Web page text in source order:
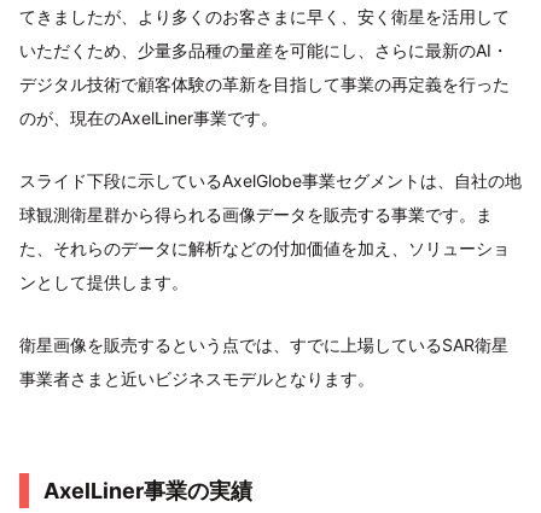
てきましたが、より多くのお客さまに早く、安く衛星を活用して
いただくため、少量多品種の量産を可能にし、さらに最新のAI・
デジタル技術で顧客体験の革新を目指して事業の再定義を行った
のが、現在のAxelLiner事業です。
スライド下段に示しているAxelGlobe事業セグメントは、自社の地
球観測衛星群から得られる画像データを販売する事業です。ま
た、それらのデータに解析などの付加価値を加え、ソリューショ
ンとして提供します。
衛星画像を販売するという点では、すでに上場しているSAR衛星
事業者さまと近いビジネスモデルとなります。
AxelLiner事業の実績